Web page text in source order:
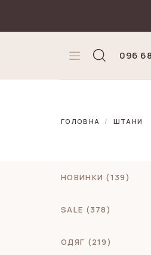
096
ГОЛОВНА ШТАНИ
НОВИНКИ (139)
SALE (378)
ОДЯГ (219)